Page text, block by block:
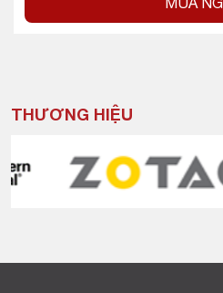
MUA
THƯƠNG HIỆU